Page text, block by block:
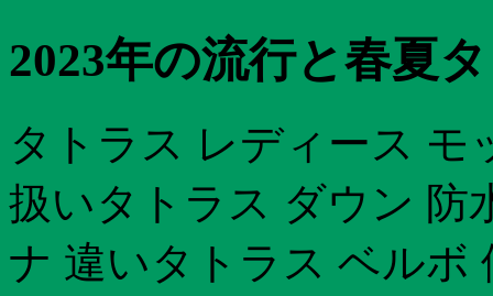
2023年の流行と春夏
タトラス レディース モ
扱いタトラス ダウン 防
ナ 違いタトラス ベルボ